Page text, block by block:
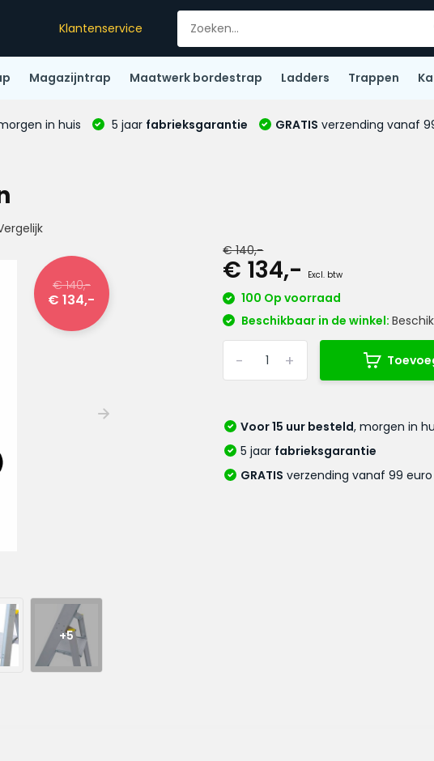
Klantenservice
Magazijntrap Maatwerk bordestrap Ladders Trappen
in huis 5 jaar fabrieksgarantie GRATIS verzending vanaf
€ 140,-
€ 134,-
+5
€ 140,-
€ 134,- Excl. btw
100 Op voorraad
Beschikbaar in de winkel:
+
-
Voor 15 uur besteld, morgen in
5 jaar fabrieksgarantie
GRATIS verzending vanaf 99 euro